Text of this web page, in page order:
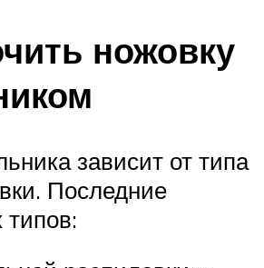
ножовку
зависит от типа
Последние